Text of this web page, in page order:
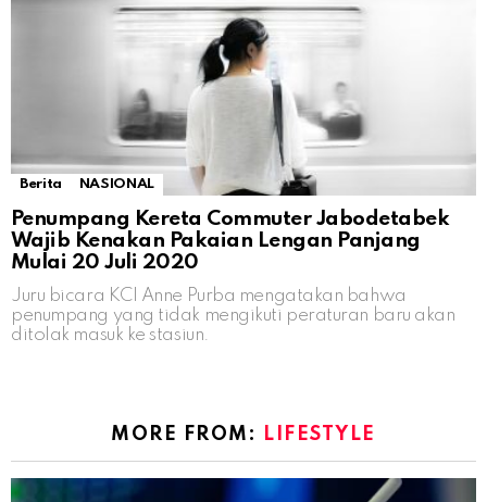
Berita NASIONAL
Penumpang Kereta Commuter Jabodetabek
Wajib Kenakan Pakaian Lengan Panjang
Mulai 20 Juli 2020
Juru bicara KCI Anne Purba mengatakan bahwa
penumpang yang tidak mengikuti peraturan baru akan
ditolak masuk ke stasiun.
MORE FROM: LIFESTYLE